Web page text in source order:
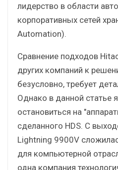
лидерство в области
корпоративных сетей
Automation).
Сравнение подходов
других компаний к
безусловно, требует
Однако в данной статье
остановиться на
сделанного HDS. С
Lightning 9900V
для компьютерной
одна компания